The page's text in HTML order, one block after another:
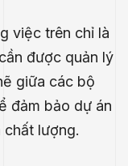
việc trên chỉ là
được quản lý
giữa các bộ
đảm bảo dự án
lượng.